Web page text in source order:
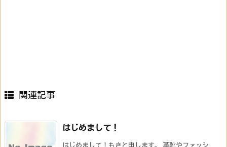
関連記事
はじめまして！
はじめまして！もきと申します。 革靴やファッシ